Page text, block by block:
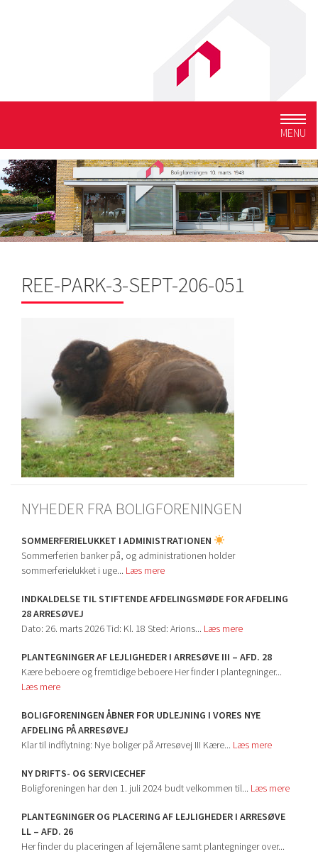
MENU
REE-PARK-3-SEPT-206-051
NYHEDER FRA BOLIGFORENINGEN
SOMMERFERIELUKKET I ADMINISTRATIONEN
Sommerferien banker på, og administrationen holder
sommerferielukket i uge... Læs mere
INDKALDELSE TIL STIFTENDE AFDELINGSMØDE FOR AFDELING
28 ARRESØVEJ
Dato: 26. marts 2026 Tid: Kl. 18 Sted: Arions... Læs mere
PLANTEGNINGER AF LEJLIGHEDER I ARRESØVE III – AFD. 28
Kære beboere og fremtidige beboere Her finder I plantegninger...
Læs mere
BOLIGFORENINGEN ÅBNER FOR UDLEJNING I VORES NYE
AFDELING PÅ ARRESØVEJ
Klar til indflytning: Nye boliger på Arresøvej III Kære... Læs mere
NY DRIFTS- OG SERVICECHEF
Boligforeningen har den 1. juli 2024 budt velkommen til... Læs mere
PLANTEGNINGER OG PLACERING AF LEJLIGHEDER I ARRESØVE
LL – AFD. 26
Her finder du placeringen af lejemålene samt plantegninger over...